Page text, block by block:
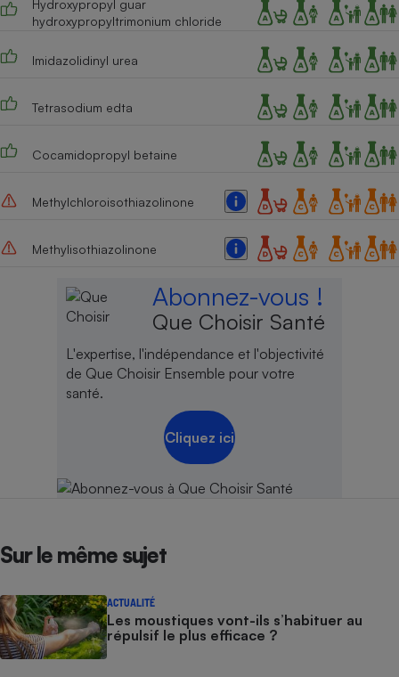
Hydroxypropyl guar
hydroxypropyltrimonium chloride
Imidazolidinyl urea
Tetrasodium edta
Cocamidopropyl betaine
Methylchloroisothiazolinone
Methylisothiazolinone
Abonnez-vous !
Que Choisir Santé
L'expertise, l'indépendance et l'objectivité
de Que Choisir Ensemble pour votre
santé.
Cliquez ici
Sur le même sujet
ACTUALITÉ
Les moustiques vont-ils s’habituer au
répulsif le plus efficace ?